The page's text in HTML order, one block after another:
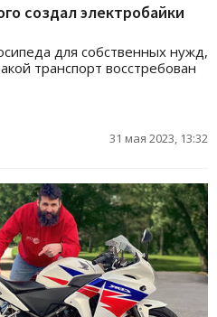
создал электробайки
для собственных нужд,
транспорт восстребован
31 мая 2023, 13:32